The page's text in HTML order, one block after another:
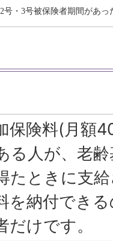
2号・ 3号被保険者期間があっ
保険料(月額
る人が、老
たときに支
を納付でき
だけです。